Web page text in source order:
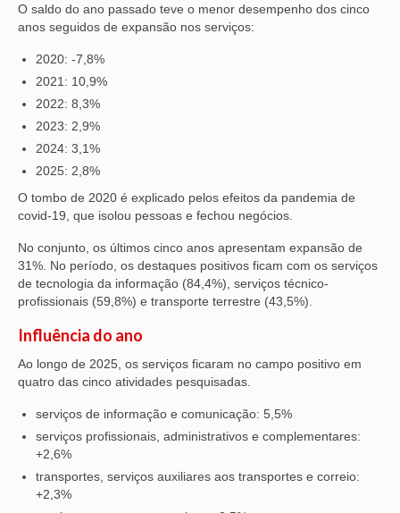
O saldo do ano passado teve o menor desempenho dos cinco
anos seguidos de expansão nos serviços:
2020: -7,8%
2021: 10,9%
2022: 8,3%
2023: 2,9%
2024: 3,1%
2025: 2,8%
O tombo de 2020 é explicado pelos efeitos da pandemia de
covid-19, que isolou pessoas e fechou negócios.
No conjunto, os últimos cinco anos apresentam expansão de
31%. No período, os destaques positivos ficam com os serviços
de tecnologia da informação (84,4%), serviços técnico-
profissionais (59,8%) e transporte terrestre (43,5%).
Influência do ano
Ao longo de 2025, os serviços ficaram no campo positivo em
quatro das cinco atividades pesquisadas.
serviços de informação e comunicação: 5,5%
serviços profissionais, administrativos e complementares:
+2,6%
transportes, serviços auxiliares aos transportes e correio:
+2,3%